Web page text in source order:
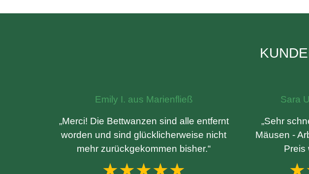
Emily I. aus Marienfließ
„Merci! Die Bettwanzen sind alle entfernt
worden und sind glücklicherweise nicht
mehr zurückgekommen bisher.“
Sara
„Sehr
Mäusen -
Preis